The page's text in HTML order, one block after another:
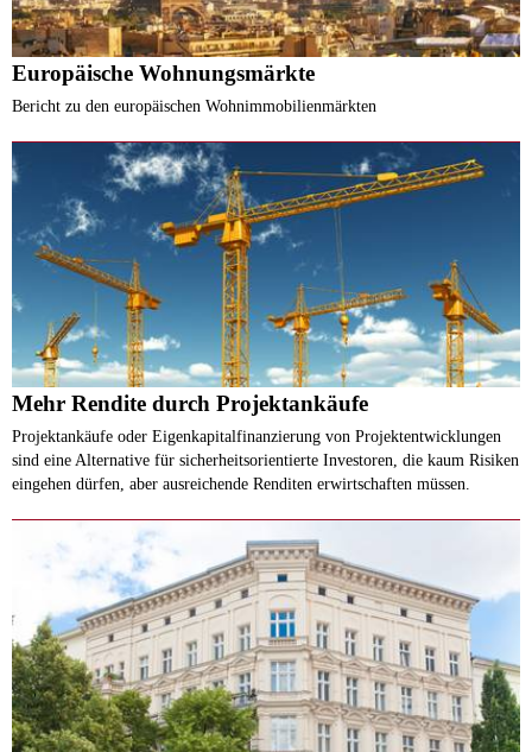
Europäische Wohnungsmärkte
Bericht zu den europäischen Wohnimmobilienmärkten
Mehr Rendite durch Projektankäufe
Projektankäufe oder Eigenkapitalfinanzierung von Projektentwicklungen
sind eine Alternative für sicherheitsorientierte Investoren, die kaum Risiken
eingehen dürfen, aber ausreichende Renditen erwirtschaften müssen.